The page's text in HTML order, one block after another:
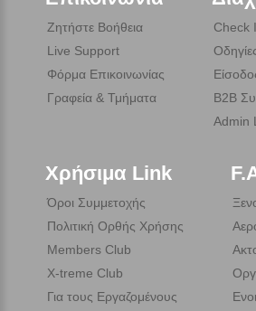
Ζητήστε Βοήθεια
Live Support
Φόρμα Επικοινωνίας
Γραφεία & Τμήματα
Check
B2B
Admin
Χρήσιμα Link
Όροι Συμμετοχής
Πολιτική Ορθής Χρήσης
Members Club
X-treme Club
Για τους Εργαζομένους